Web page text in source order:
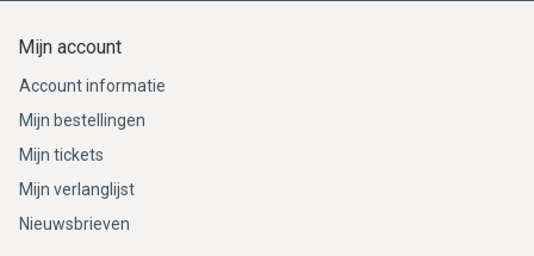
Mijn account
Account informatie
Mijn bestellingen
Mijn tickets
Mijn verlanglijst
Nieuwsbrieven